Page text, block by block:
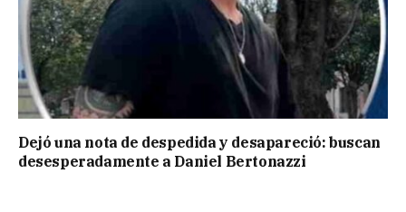
Dejó una nota de despedida y desapareció: buscan
desesperadamente a Daniel Bertonazzi